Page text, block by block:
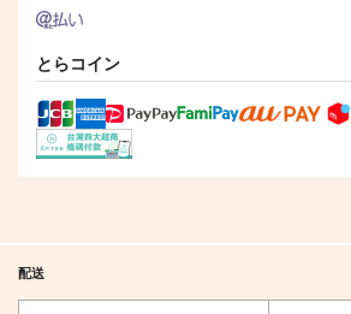
とらコイン
配送